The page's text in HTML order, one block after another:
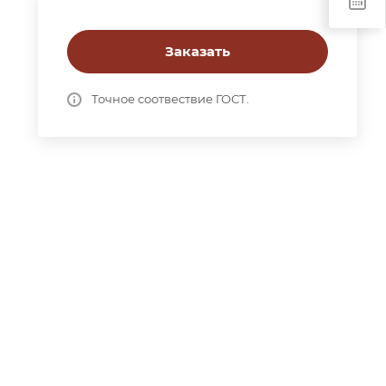
Заказать
Точное соотвествие ГОСТ.